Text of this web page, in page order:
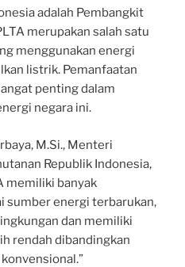
adalah Pembangkit
merupakan salah satu
menggunakan energi
listrik. Pemanfaatan
penting dalam
negara ini.
M.Si., Menteri
Republik Indonesia,
memiliki banyak
sumber energi terbarukan,
dan memiliki
rendah dibandingkan